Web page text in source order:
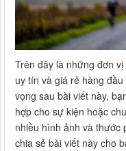
Trên đây là những đơn
uy tín và giá rẻ hàng
vọng sau bài viết này,
hợp cho sự kiện hoặc
nhiều hình ảnh và
chia sẻ bài viết này cho